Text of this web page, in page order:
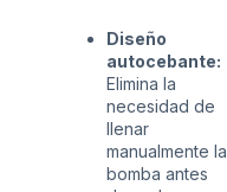
Diseño
autocebante:
Elimina la
necesidad de
llenar
manualmente la
bomba antes